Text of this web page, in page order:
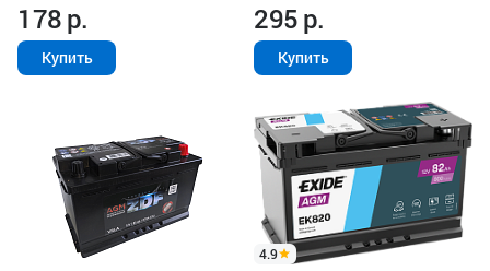
178р.
Купить
295р.
Купить
4.9